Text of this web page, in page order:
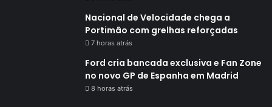
Nacional de Velocidade chega a
Portimão com grelhas reforçadas
7 horas atrás
Ford cria bancada exclusiva e Fan Zone
no novo GP de Espanha em Madrid
8 horas atrás